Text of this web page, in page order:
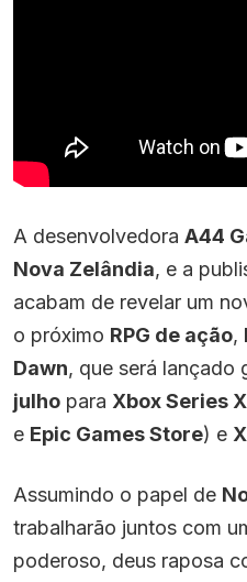
A desenvolvedora A44
Nova Zelândia, e a
acabam de revelar um
o próximo RPG de ação,
Dawn, que será lançado
julho para Xbox Series
e Epic Games Store) e
Assumindo o papel de
trabalharão juntos com
poderoso, deus raposa